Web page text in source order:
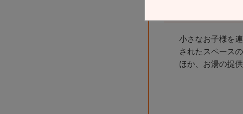
小さなお子様を
されたスペース
ほか、お湯の提